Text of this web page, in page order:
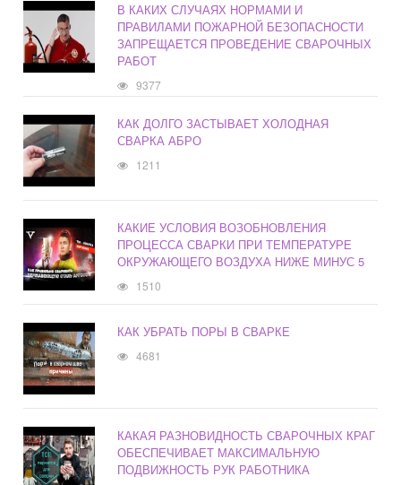
В КАКИХ СЛУЧАЯХ НОРМАМИ И
ПРАВИЛАМИ ПОЖАРНОЙ БЕЗОПАСНОСТИ
ЗАПРЕЩАЕТСЯ ПРОВЕДЕНИЕ СВАРОЧНЫХ
РАБОТ
9377
КАК ДОЛГО ЗАСТЫВАЕТ ХОЛОДНАЯ
СВАРКА АБРО
1211
КАКИЕ УСЛОВИЯ ВОЗОБНОВЛЕНИЯ
ПРОЦЕССА СВАРКИ ПРИ ТЕМПЕРАТУРЕ
ОКРУЖАЮЩЕГО ВОЗДУХА НИЖЕ МИНУС 5
1510
КАК УБРАТЬ ПОРЫ В СВАРКЕ
4681
КАКАЯ РАЗНОВИДНОСТЬ СВАРОЧНЫХ КРАГ
ОБЕСПЕЧИВАЕТ МАКСИМАЛЬНУЮ
ПОДВИЖНОСТЬ РУК РАБОТНИКА